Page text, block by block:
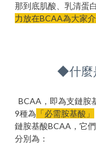
那到底肌酸、乳清蛋
力放在BCAA為大家介
◆什麼
BCAA，即為支鏈胺
9種為 「必需胺基酸」
鏈胺基酸BCAA，它
分別為：